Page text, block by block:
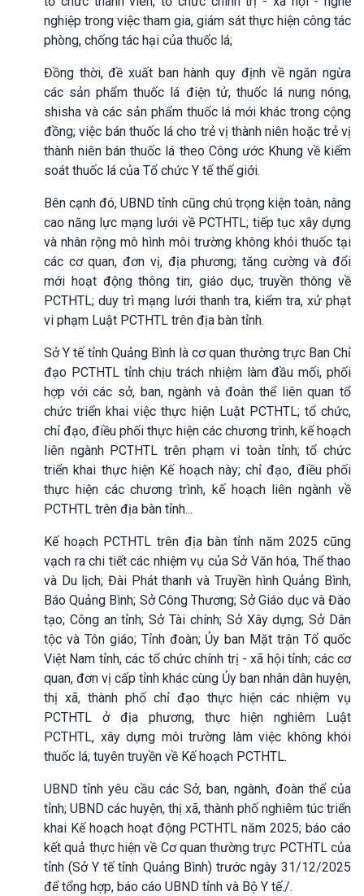
nghiệp trong việc tham gia, giám sát thực hiện công tác
phòng, chống tác hại của thuốc lá;
Đồng thời, đề xuất ban hành quy định về ngăn ngừa
các sản phẩm thuốc lá điện tử, thuốc lá nung nóng,
shisha và các sản phẩm thuốc lá mới khác trong cộng
đồng; việc bán thuốc lá cho trẻ vị thành niên hoặc trẻ vị
thành niên bán thuốc lá theo Công ước Khung về kiểm
soát thuốc lá của Tổ chức Y tế thế giới.
Bên cạnh đó, UBND tỉnh cũng chú trọng kiện toàn, nâng
cao năng lực mạng lưới về PCTHTL; tiếp tục xây dựng
và nhân rộng mô hình môi trường không khói thuốc tại
các cơ quan, đơn vị, địa phương; tăng cường và đổi
mới hoạt động thông tin, giáo dục, truyền thông về
PCTHTL; duy trì mạng lưới thanh tra, kiểm tra, xử phạt
vi phạm Luật PCTHTL trên địa bàn tỉnh.
Sở Y tế tỉnh Quảng Bình là cơ quan thường trực Ban Chỉ
đạo PCTHTL tỉnh chịu trách nhiệm làm đầu mối, phối
hợp với các sở, ban, ngành và đoàn thể liên quan tổ
chức triển khai việc thực hiện Luật PCTHTL; tổ chức,
chỉ đạo, điều phối thực hiện các chương trình, kế hoạch
liên ngành PCTHTL trên phạm vi toàn tỉnh; tổ chức
triển khai thực hiện Kế hoạch này; chỉ đạo, điều phối
thực hiện các chương trình, kế hoạch liên ngành về
PCTHTL trên địa bàn tỉnh...
Kế hoạch PCTHTL trên địa bàn tỉnh năm 2025 cũng
vạch ra chi tiết các nhiệm vụ của Sở Văn hóa, Thể thao
và Du lịch; Đài Phát thanh và Truyền hình Quảng Bình,
Báo Quảng Bình; Sở Công Thương; Sở Giáo dục và Đào
tạo; Công an tỉnh; Sở Tài chính; Sở Xây dựng; Sở Dân
tộc và Tôn giáo; Tỉnh đoàn; Ủy ban Mặt trận Tổ quốc
Việt Nam tỉnh, các tổ chức chính trị - xã hội tỉnh; các cơ
quan, đơn vị cấp tỉnh khác cùng Ủy ban nhân dân huyện,
thị xã, thành phố chỉ đạo thực hiện các nhiệm vụ
PCTHTL ở địa phương, thực hiện nghiêm Luật
PCTHTL, xây dựng môi trường làm việc không khói
thuốc lá; tuyên truyền về Kế hoạch PCTHTL.
UBND tỉnh yêu cầu các Sở, ban, ngành, đoàn thể của
tỉnh; UBND các huyện, thị xã, thành phố nghiêm túc triển
khai Kế hoạch hoạt động PCTHTL năm 2025; báo cáo
kết quả thực hiện về Cơ quan thường trực PCTHTL của
tỉnh (Sở Y tế tỉnh Quảng Bình) trước ngày 31/12/2025
để tổng hợp, báo cáo UBND tỉnh và Bộ Y tế./.